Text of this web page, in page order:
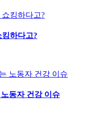
하다고?
동자 건강 이슈